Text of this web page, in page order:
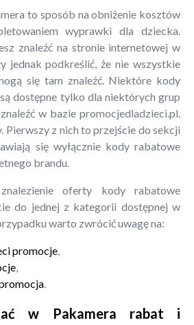
to sposób na obniżenie kosztów
wyprawki dla dziecka.
znaleźć na stronie internetowej w
jednak podkreślić, że nie wszystkie
się tam znaleźć. Niektóre kody
dostępne tylko dla niektórych grup
w bazie promocjedladzieci.pl.
Pierwszy z nich to przejście do sekcji
się wyłącznie kody rabatowe
brandu.
oferty kody rabatowe
do jednej z kategorii dostępnej w
warto zwrócić uwagę na:
promocje
w Pakamera rabat i